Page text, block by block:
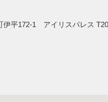
伊平172-1 アイリスパレス